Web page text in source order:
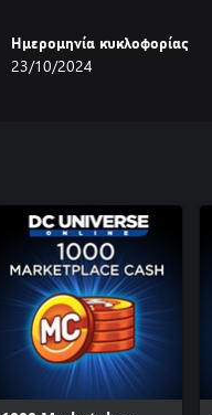
Ημερομηνία κυκλοφορίας
23/10/2024